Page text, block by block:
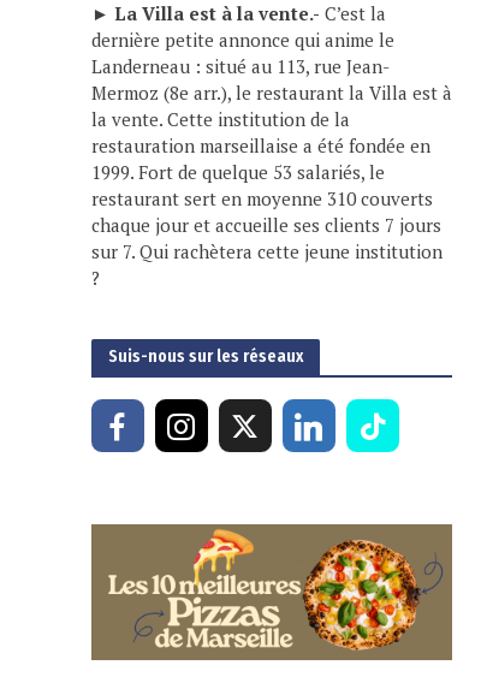
► La Villa est à la vente.- C’est la
dernière petite annonce qui anime le
Landerneau : situé au 113, rue Jean-
Mermoz (8e arr.), le restaurant la Villa est à
la vente. Cette institution de la
restauration marseillaise a été fondée en
1999. Fort de quelque 53 salariés, le
restaurant sert en moyenne 310 couverts
chaque jour et accueille ses clients 7 jours
sur 7. Qui rachètera cette jeune institution
?
Suis-nous sur les réseaux